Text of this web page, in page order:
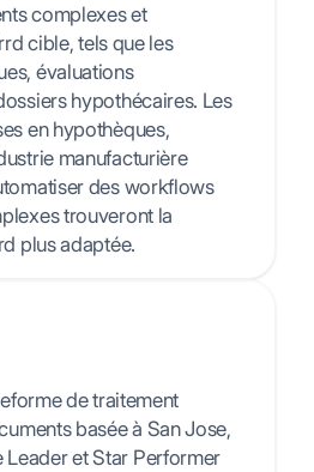
complexes et
cible, tels que les
évaluations
hypothécaires. Les
en hypothèques,
manufacturière
des workflows
trouveront la
plus adaptée.
de traitement
basée à San Jose,
Leader et Star Performer